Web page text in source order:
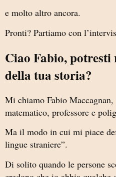
e molto altro ancora.
Pronti? Partiamo con
Ciao Fabio, potresti
della tua storia?
Mi chiamo Fabio Maccagnan,
matematico, professore e
Ma il modo in cui mi piace
lingue straniere”.
Di solito quando le persone